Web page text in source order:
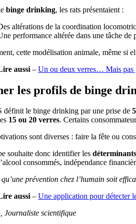
binge drinking, les rats présentaient :
altérations de la coordination
performance altérée dans une tâche de
cette modélisation animale, même si
aussi– Un ou deux verres… Mais pas
les profils de binge
définit le binge drinking par une prise de
15 ou 20 verres. Certains
sont diverses : faire la fête ou
souhaite donc identifier les
consommés, indépendance
prévention chez l’humain soit
aussi– Une application pour détecter
Journaliste scientifique